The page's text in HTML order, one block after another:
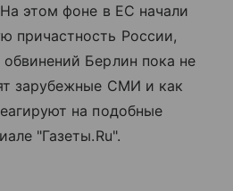
этом фоне в ЕС начали
причастность России,
Берлин пока не
зарубежные СМИ и как
на подобные
"Газеты.Ru".